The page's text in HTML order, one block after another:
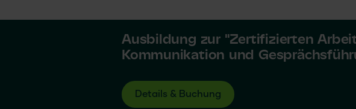
Ausbildung zur "Zertifizierten
Kommunikation und
Details & Buchung